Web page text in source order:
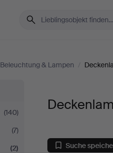
Beleuchtung & Lampen /
(140)
(7)
(2)
Suche